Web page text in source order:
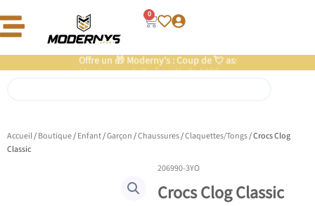
au
0
Panier
Offre un 🎁 Moderny’s : Coup de 💘 assuré
Accueil/Boutique/Enfant/Garçon/Chaussures/Claquettes/Tongs/ Crocs Clog
Classic
206990-3YO
Crocs Clog Classic